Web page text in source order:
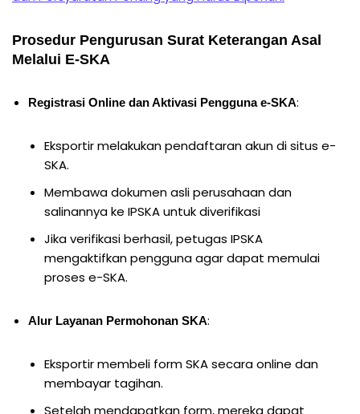
Prosedur Pengurusan Surat Keterangan Asal
Melalui E-SKA
Registrasi Online dan Aktivasi Pengguna e-SKA:
Eksportir melakukan pendaftaran akun di situs e-
SKA.
Membawa dokumen asli perusahaan dan
salinannya ke IPSKA untuk diverifikasi
Jika verifikasi berhasil, petugas IPSKA
mengaktifkan pengguna agar dapat memulai
proses e-SKA.
Alur Layanan Permohonan SKA:
Eksportir membeli form SKA secara online dan
membayar tagihan.
Setelah mendapatkan form, mereka dapat